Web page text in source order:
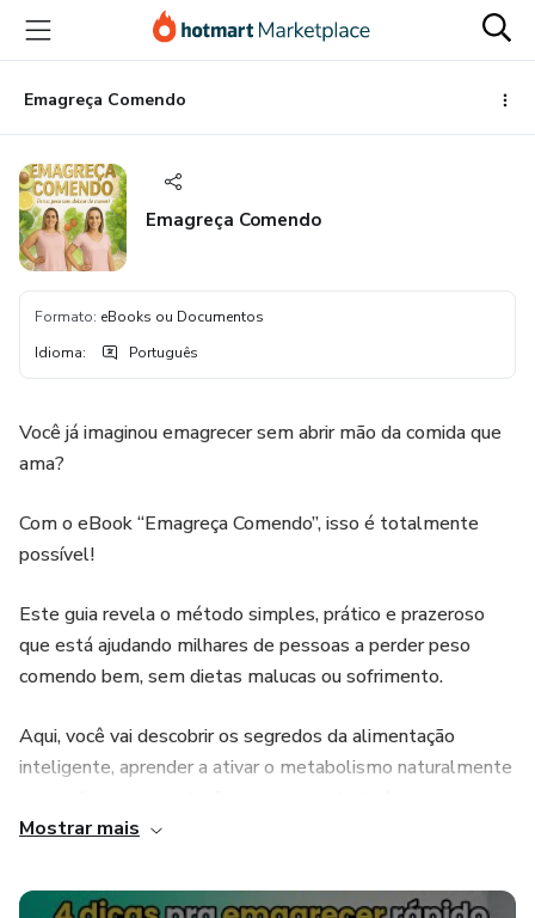
para
conteúdo
principal
para
pagamento
para
rodapéEmagreça Comendo
Emagreça Comendo
Formato: eBooks ou Documentos
Idioma: Português
Você já imaginou emagrecer sem abrir mão da comida que
ama?
Com o eBook “Emagreça Comendo”, isso é totalmente
possível!
Este guia revela o método simples, prático e prazeroso
que está ajudando milhares de pessoas a perder peso
comendo bem, sem dietas malucas ou sofrimento.
Aqui, você vai descobrir os segredos da alimentação
inteligente, aprender a ativar o metabolismo naturalmente
duradoura.
Prepare-se para: ✅ Emagrecer sem fome
Mostrar mais